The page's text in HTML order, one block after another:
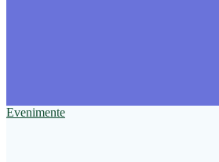
Evenimente